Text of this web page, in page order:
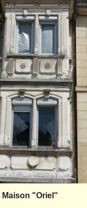
Maison "Oriel"